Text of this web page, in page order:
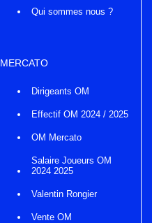
Qui sommes nous ?
MERCATO
Dirigeants OM
Effectif OM 2024 / 2025
OM Mercato
Salaire Joueurs OM
2024 2025
Valentin Rongier
Vente OM